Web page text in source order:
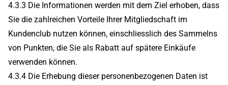
4.3.3 Die Informationen werden mit dem Ziel erhoben, dass
Sie die zahlreichen Vorteile Ihrer Mitgliedschaft im
Kundenclub nutzen können, einschliesslich des Sammelns
von Punkten, die Sie als Rabatt auf spätere Einkäufe
verwenden können.
4.3.4 Die Erhebung dieser personenbezogenen Daten ist